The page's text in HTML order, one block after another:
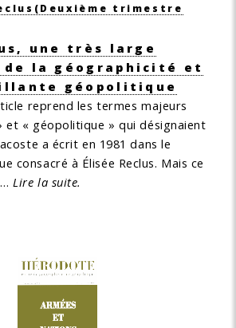
(Deuxième trimestre
une très large
de la géographicité et
géopolitique
reprend les termes majeurs
et « géopolitique » qui désignaient
a écrit en 1981 dans le
consacré à Élisée Reclus. Mais ce
Lire la suite.